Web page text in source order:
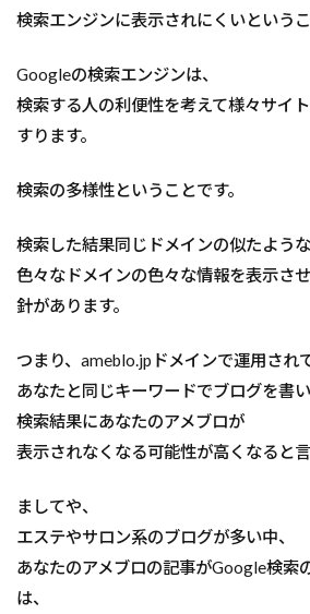
検索エンジンに表示されにくいというこ
Googleの検索エンジンは、
検索する人の利便性を考えて様々サイ
すります。
検索の多様性ということです。
検索した結果同じドメインの似たような
色々なドメインの色々な情報を表示さ
針があります。
つまり、ameblo.jpドメインで運用され
あなたと同じキーワードでブログを書
検索結果にあなたのアメブロが
表示されなくなる可能性が高くなると言
ましてや、
エステやサロン系のブログが多い中、
あなたのアメブロの記事がGoogle検索
は、